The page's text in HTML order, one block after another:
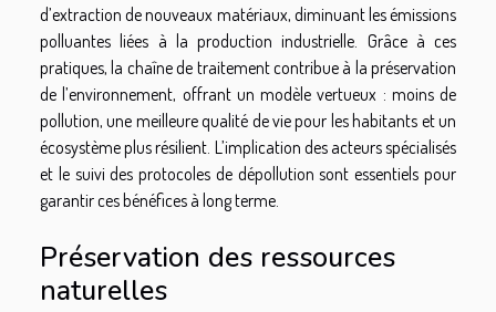
d’extraction de nouveaux matériaux, diminuant les émissions
polluantes liées à la production industrielle. Grâce à ces
pratiques, la chaîne de traitement contribue à la préservation
de l’environnement, offrant un modèle vertueux : moins de
pollution, une meilleure qualité de vie pour les habitants et un
écosystème plus résilient. L’implication des acteurs spécialisés
et le suivi des protocoles de dépollution sont essentiels pour
garantir ces bénéfices à long terme.
Préservation des ressources
naturelles